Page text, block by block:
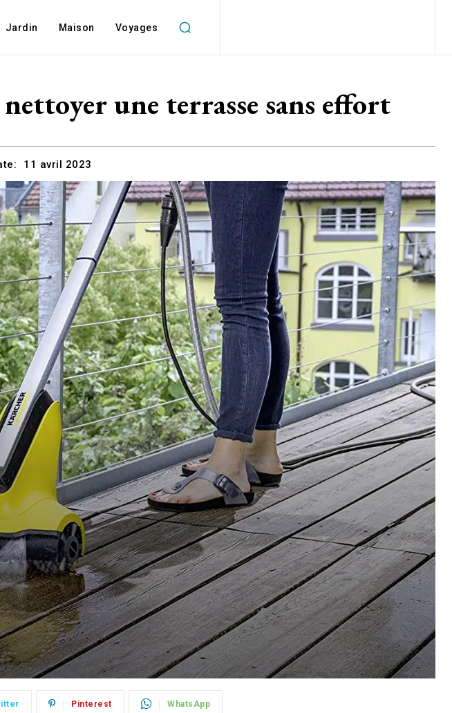
Jardin Maison Voyages
une terrasse sans effort
11 avril 2023
Pinterest WhatsApp